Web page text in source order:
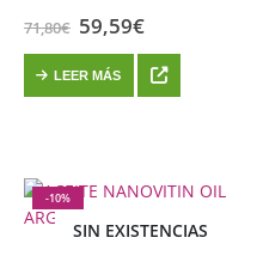
71,80€ El
precio
original
era:
71,80€.
59,59€El
actual
es:
59,59€.
LEER MÁS
-10%
SIN EXISTENCIAS